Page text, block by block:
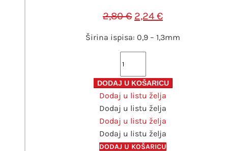
2,80€ Izvorna
bila
je:
2,24 €Trenutna
je:
Širina ispisa: 0,9 – 1,3mm
pc-
3m
Posca
kaki
zelena
49313
DODAJ U KOŠARICU
Dodaj u listu želja
Dodaj u listu želja
Dodaj u listu želja
Dodaj u listu želja
DODAJ U KOŠARICU